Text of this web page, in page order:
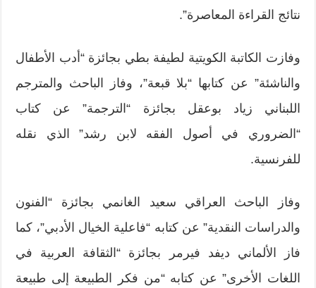
نتائج القراءة المعاصرة”.
وفازت الكاتبة الكويتية لطيفة بطي بجائزة “أدب الأطفال
والناشئة” عن كتابها “بلا قبعة”، وفاز الباحث والمترجم
اللبناني زياد بوعقل بجائزة “الترجمة” عن كتاب
“الضروري في أصول الفقه لابن رشد” الذي نقله
للفرنسية.
وفاز الباحث العراقي سعيد الغانمي بجائزة “الفنون
والدراسات النقدية” عن كتابه “فاعلية الخيال الأدبي”، كما
فاز الألماني ديفد فيرمر بجائزة “الثقافة العربية في
اللغات الأخرى” عن كتابه “من فكر الطبيعة إلى طبيعة